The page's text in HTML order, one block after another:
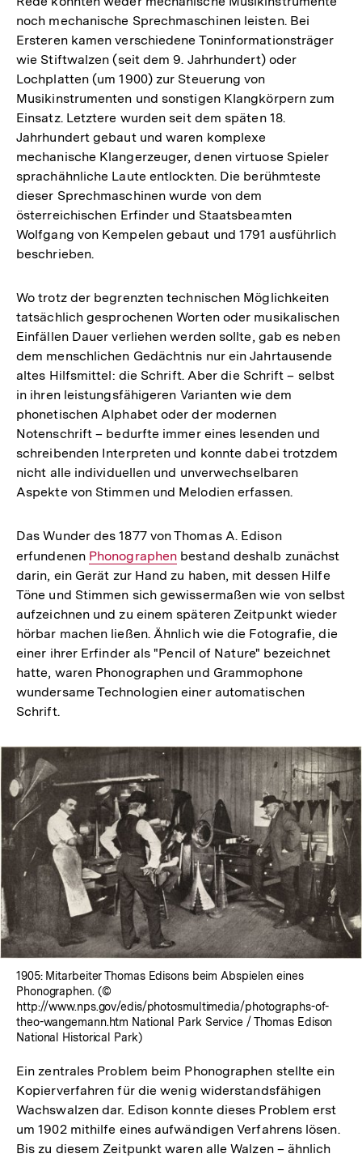
noch mechanische Sprechmaschinen leisten. Bei
Ersteren kamen verschiedene Toninformationsträger
wie Stiftwalzen (seit dem 9. Jahrhundert) oder
Lochplatten (um 1900) zur Steuerung von
Musikinstrumenten und sonstigen Klangkörpern zum
Einsatz. Letztere wurden seit dem späten 18.
Jahrhundert gebaut und waren komplexe
mechanische Klangerzeuger, denen virtuose Spieler
sprachähnliche Laute entlockten. Die berühmteste
dieser Sprechmaschinen wurde von dem
österreichischen Erfinder und Staatsbeamten
Wolfgang von Kempelen gebaut und 1791 ausführlich
beschrieben.
Wo trotz der begrenzten technischen Möglichkeiten
tatsächlich gesprochenen Worten oder musikalischen
Einfällen Dauer verliehen werden sollte, gab es neben
dem menschlichen Gedächtnis nur ein Jahrtausende
altes Hilfsmittel: die Schrift. Aber die Schrift – selbst
in ihren leistungsfähigeren Varianten wie dem
phonetischen Alphabet oder der modernen
Notenschrift – bedurfte immer eines lesenden und
schreibenden Interpreten und konnte dabei trotzdem
nicht alle individuellen und unverwechselbaren
Aspekte von Stimmen und Melodien erfassen.
Das Wunder des 1877 von Thomas A. Edison
erfundenen Interner
Link:
Phonographen bestand deshalb zunächst
darin, ein Gerät zur Hand zu haben, mit dessen Hilfe
Töne und Stimmen sich gewissermaßen wie von selbst
aufzeichnen und zu einem späteren Zeitpunkt wieder
hörbar machen ließen. Ähnlich wie die Fotografie, die
einer ihrer Erfinder als "Pencil of Nature" bezeichnet
hatte, waren Phonographen und Grammophone
wundersame Technologien einer automatischen
Schrift.
1905: Mitarbeiter Thomas Edisons beim Abspielen eines
Phonographen. (©
http://www.nps.gov/edis/photosmultimedia/photographs-of-
theo-wangemann.htm National Park Service / Thomas Edison
National Historical Park)
Ein zentrales Problem beim Phonographen stellte ein
Kopierverfahren für die wenig widerstandsfähigen
Wachswalzen dar. Edison konnte dieses Problem erst
um 1902 mithilfe eines aufwändigen Verfahrens lösen.
Bis zu diesem Zeitpunkt waren alle Walzen – ähnlich